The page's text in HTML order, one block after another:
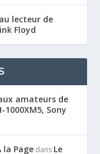
lecteur de
Floyd
amateurs de
1000XM5, Sony
la Page dans Le